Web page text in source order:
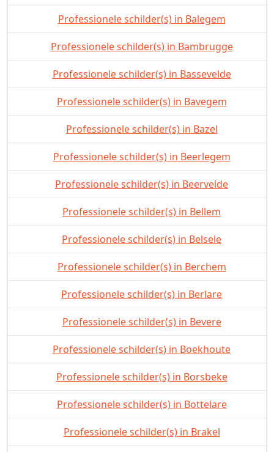
Professionele schilder(s) in Balegem
Professionele schilder(s) in Bambrugge
Professionele schilder(s) in Bassevelde
Professionele schilder(s) in Bavegem
Professionele schilder(s) in Bazel
Professionele schilder(s) in Beerlegem
Professionele schilder(s) in Beervelde
Professionele schilder(s) in Bellem
Professionele schilder(s) in Belsele
Professionele schilder(s) in Berchem
Professionele schilder(s) in Berlare
Professionele schilder(s) in Bevere
Professionele schilder(s) in Boekhoute
Professionele schilder(s) in Borsbeke
Professionele schilder(s) in Bottelare
Professionele schilder(s) in Brakel